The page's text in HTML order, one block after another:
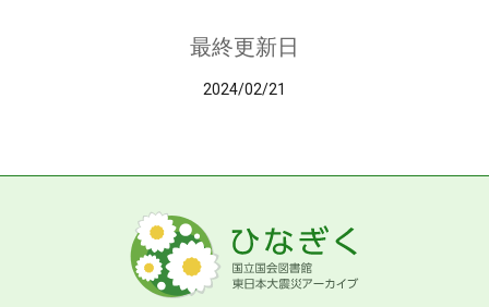
最終更新日
2024/02/21